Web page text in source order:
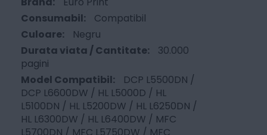
Compatibil
Negru
30.000
pagini
DCP L5500DN /
DCP L6600DW / HL L5000D / HL
L5100DN / HL L5200DW / HL L6250DN /
HL L6300DW / HL L6400DW / MFC